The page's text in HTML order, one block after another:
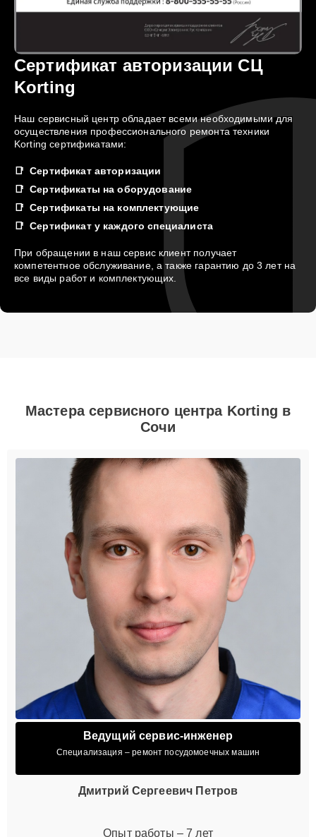
Сертификат авторизации СЦ
Korting
Наш сервисный центр обладает всеми необходимыми для
осуществления профессионального ремонта техники
Korting сертификатами:
Сертификат авторизации
Сертификаты на оборудование
Сертификаты на комплектующие
Сертификат у каждого специалиста
При обращении в наш сервис клиент получает
компетентное обслуживание, а также гарантию до 3 лет на
все виды работ и комплектующих.
Мастера сервисного центра Korting в
Сочи
Ведущий сервис-инженер
Специализация – ремонт посудомоечных машин
Дмитрий Сергеевич Петров
Опыт работы – 7 лет